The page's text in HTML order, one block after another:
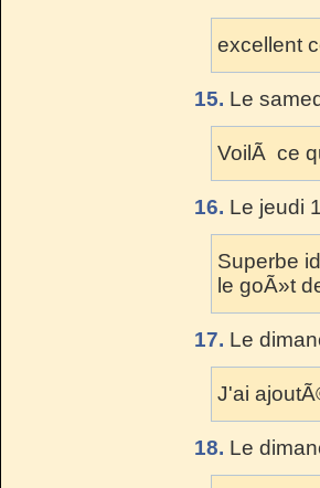
excellent
15. Le
VoilÃ ce
16. Le jeudi
Superbe
le goÃ»t
17. Le
J'ai
18. Le